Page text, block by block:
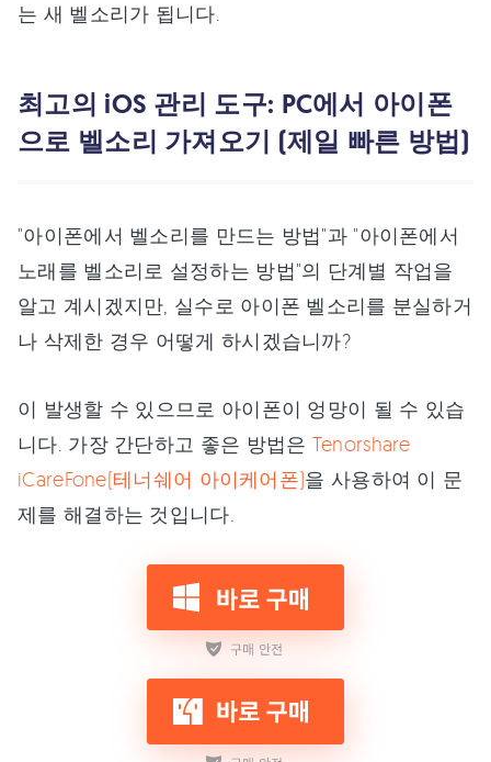
는 새 벨소리가 됩니다.
최고의 iOS 관리 도구: PC에서 아이폰
으로 벨소리 가져오기 (제일 빠른 방법)
"아이폰에서 벨소리를 만드는 방법"과 "아이폰에서
노래를 벨소리로 설정하는 방법"의 단계별 작업을
알고 계시겠지만, 실수로 아이폰 벨소리를 분실하거
나 삭제한 경우 어떻게 하시겠습니까?
이 발생할 수 있으므로 아이폰이 엉망이 될 수 있습
니다. 가장 간단하고 좋은 방법은 Tenorshare
iCareFone(테너쉐어 아이케어폰)을 사용하여 이 문
제를 해결하는 것입니다.